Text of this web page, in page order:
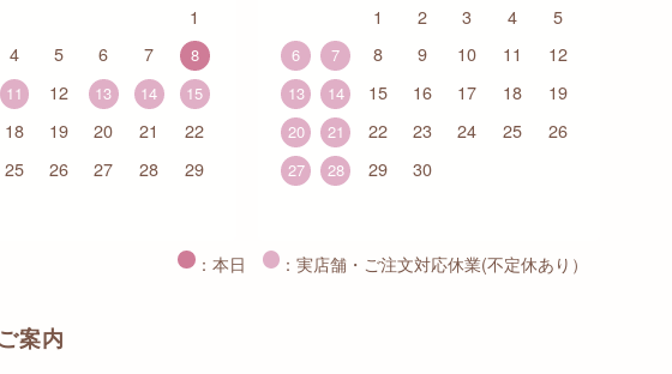
1
4 5 6 7
8
11 12 13 14
15
18 19 20 21 22
25 26 27 28 29
1
2 3 4 5
6 7 8 9 10 11 12
13 14 15 16 17 18 19
20 21 22 23 24 25 26
27 28 29 30
：本日 ：実店舗・ご注文対応休業(不定休あり）
案内